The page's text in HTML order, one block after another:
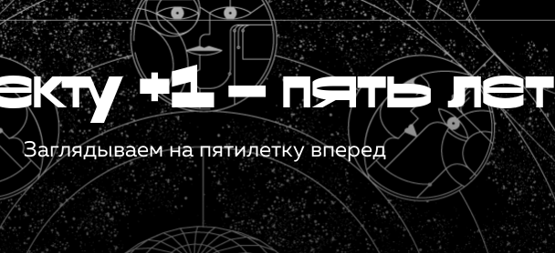
+1 — пять лет
Заглядываем на пятилетку вперед